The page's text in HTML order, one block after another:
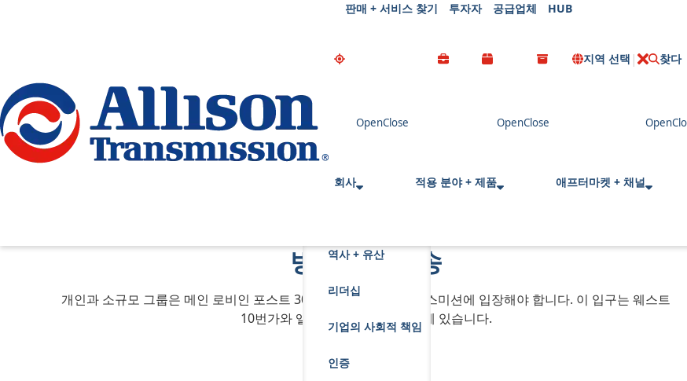
Go Home
판매 + 서비스 찾기 투자자 공급업체 HUB
지역 선택 찾다
s
회사
역사 + 유산
리더십
기업의 사회적 책임
인증
적용 분야 + 제품 애프터마켓 + 채널
방문자 + 배송
개인과 소규모 그룹은 메인 로비인 포스트 300을 통해 앨리슨 트랜스미션에 입장해야 합니다. 이 입구는 웨스트
10번가와 앨리슨 웨이(아래 방향)에 있습니다.